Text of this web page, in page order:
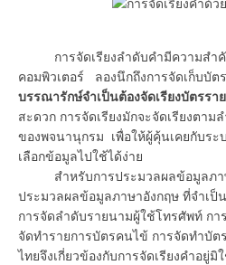
การจัดเรียงลำดับคำมีความสำคั
คอมพิวเตอร์ ลองนึกถึงการจัดเก็บบัต
บรรณารักษ์จำเป็นต้องจัดเรียงบัตรรา
สะดวก การจัดเรียงมักจะจัดเรียงตา
ของพจนานุกรม เพื่อให้ผู้คุ้นเคยกับระ
เลือกข้อมูลไปใช้ได้ง่าย
สำหรับการประมวลผลข้อมูลภาษ
ประมวลผลข้อมูลภาษาอังกฤษ ที่จำเป็
การจัดลำดับรายนามผู้ใช้โทรศัพท์ กา
จัดทำรายการบัตรคนไข้ การจัดทำบั
ไทยจึงเกี่ยวข้องกับการจัดเรียงคำอยู่มิ